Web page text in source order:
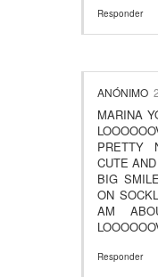
Responder
ANÓNIMO
MARINA
PRETTY
CUTE
BIG
ON
AM
Responder